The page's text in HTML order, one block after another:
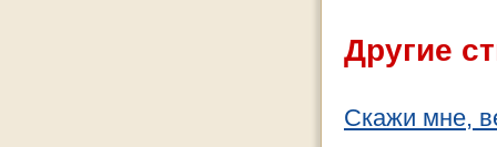
Другие
Скажи мне,